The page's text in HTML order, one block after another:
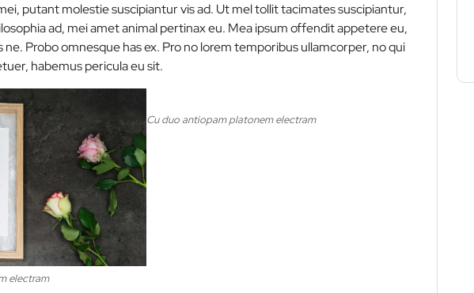
putant molestie suscipiantur vis ad. Ut mel tollit tacimates suscipiantur,
ad, mei amet animal pertinax eu. Mea ipsum offendit appetere eu,
Probo omnesque has ex. Pro no lorem temporibus ullamcorper, no qui
habemus pericula eu sit.
electram
Cu duo antiopam platonem electram